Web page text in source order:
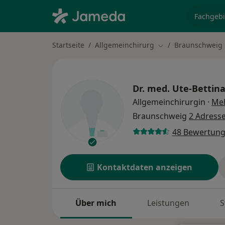
Startseite Allgemeinchirurg Stadt ändern
Braunschweig
Dr. med. Ute-
Allgemeinchirurgin ·
Braunschweig 2
48
Kontaktdaten anzeigen
Über mich Leistungen